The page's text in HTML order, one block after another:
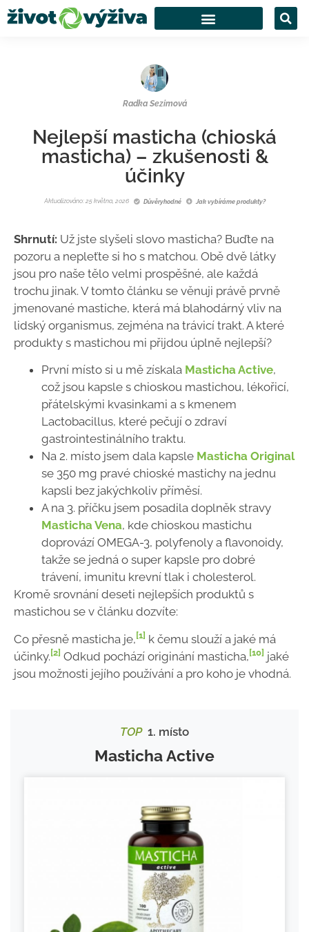
Radka Sezimová
Nejlepší masticha (chioská
masticha) – zkušenosti &
účinky
Aktualizováno: 25 května, 2026 Důvěryhodné Jak vybíráme produkty?
Shrnutí: Už jste slyšeli slovo masticha? Buďte na
pozoru a nepleťte si ho s matchou. Obě dvě látky
jsou pro naše tělo velmi prospěšné, ale každá
trochu jinak. V tomto článku se věnuji právě prvně
jmenované mastiche, která má blahodárný vliv na
lidský organismus, zejména na trávicí trakt. A které
produkty s mastichou mi přijdou úplně nejlepší?
První místo si u mě získala Masticha Active,
což jsou kapsle s chioskou mastichou, lékořicí,
přátelskými kvasinkami a s kmenem
Lactobacillus, které pečují o zdraví
gastrointestinálního traktu.
Na 2. místo jsem dala kapsle Masticha Original
se 350 mg pravé chioské mastichy na jednu
kapsli bez jakýchkoliv příměsí.
A na 3. příčku jsem posadila doplněk stravy
Masticha Vena, kde chioskou mastichu
doprovází OMEGA-3, polyfenoly a flavonoidy,
takže se jedná o super kapsle pro dobré
trávení, imunitu krevní tlak i cholesterol.
Kromě srovnání deseti nejlepších produktů s
mastichou se v článku dozvíte:
Co přesně masticha je, [1] k čemu slouží a jaké má
účinky. [2] Odkud pochází originání masticha, [10] jaké
jsou možnosti jejího používání a pro koho je vhodná.
TOP1. místo
Masticha Active